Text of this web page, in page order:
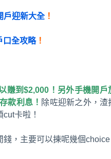
戶迎新大全！
口全攻略！
賺到$2,000！另外手機開戶
款利息！ 除咗迎新之外，
cut卡啦！
，主要可以揀呢幾個choice